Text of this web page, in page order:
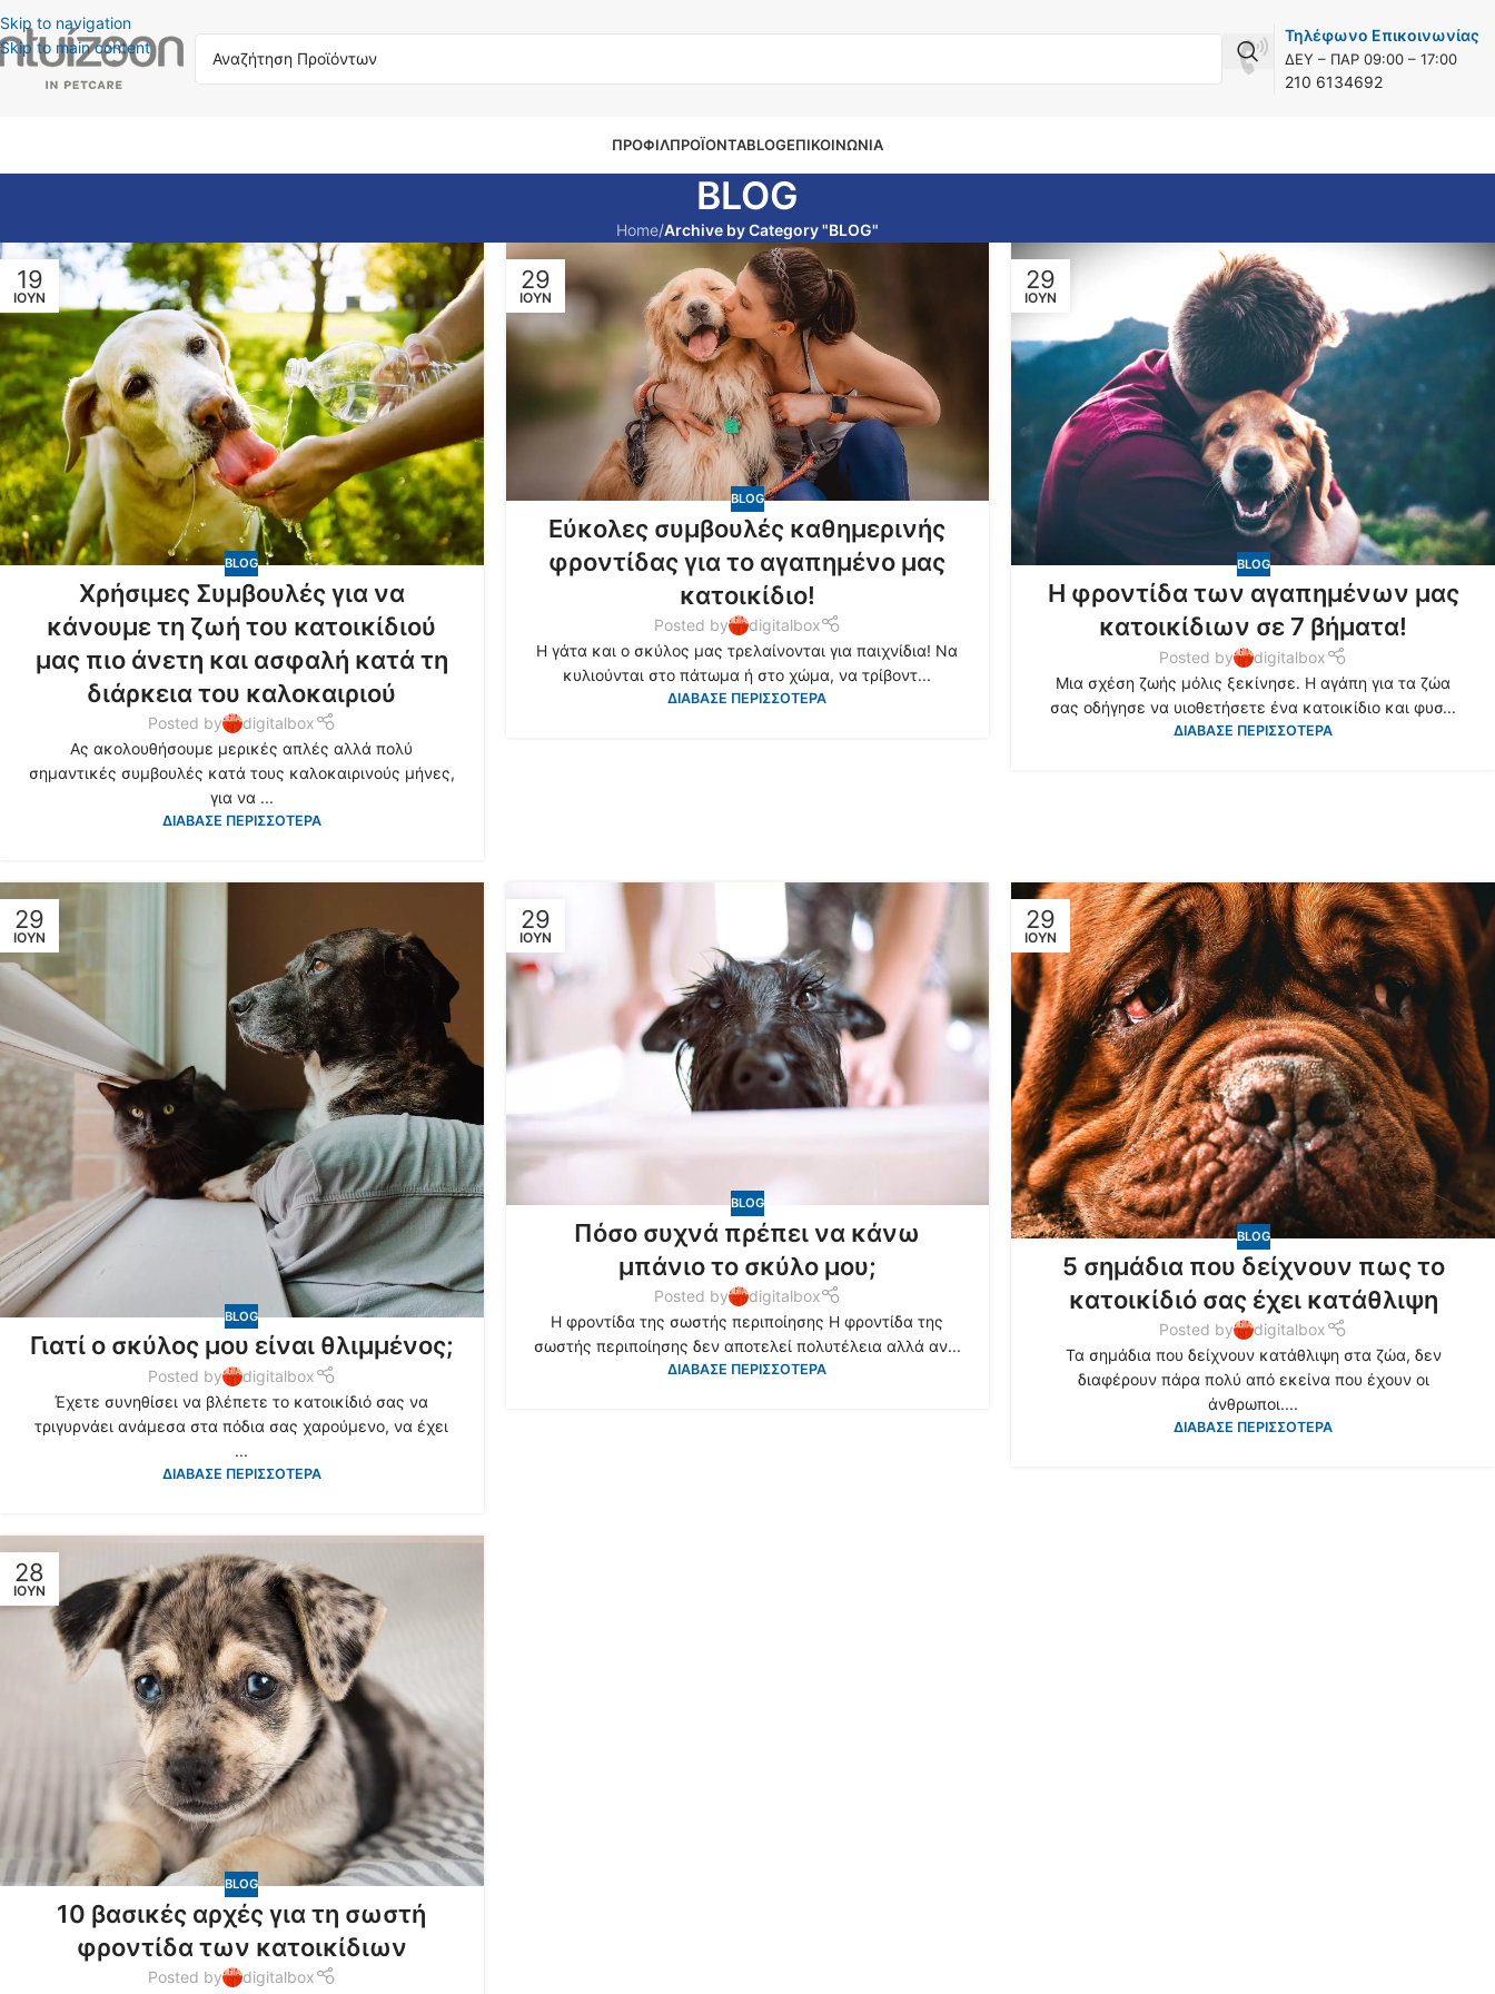
Skip to navigation
Skip to main content
Τηλέφωνο Επικοινωνίας
ΔEY – ΠAP 09:00 – 17:00
210 6134692
ΠΡΟΦΙΛΠΡΟΪΌΝΤΑBLOGΕΠΙΚΟΙΝΩΝΊΑ
BLOG
Home/Archive by Category "BLOG"
19
ΙΟΎΝ
BLOG
Χρήσιμες Συμβουλές για να
κάνουμε τη ζωή του κατοικίδιού
μας πιο άνετη και ασφαλή κατά τη
διάρκεια του καλοκαιριού
Posted by
digitalbox
Ας ακολουθήσουμε μερικές απλές αλλά πολύ
σημαντικές συμβουλές κατά τους καλοκαιρινούς μήνες,
για να ...
ΔΙΑΒΑΣΕ ΠΕΡΙΣΣΟΤΕΡΑ
29
ΙΟΎΝ
BLOG
Εύκολες συμβουλές καθημερινής
φροντίδας για το αγαπημένο μας
κατοικίδιο!
Posted by
digitalbox
Η γάτα και ο σκύλος μας τρελαίνονται για παιχνίδια! Να
κυλιούνται στο πάτωμα ή στο χώμα, να τρίβοντ...
ΔΙΑΒΑΣΕ ΠΕΡΙΣΣΟΤΕΡΑ
29
ΙΟΎΝ
BLOG
Η φροντίδα των αγαπημένων μας
κατοικίδιων σε 7 βήματα!
Posted by
digitalbox
Μια σχέση ζωής μόλις ξεκίνησε. Η αγάπη για τα ζώα
σας οδήγησε να υιοθετήσετε ένα κατοικίδιο και φυσ...
ΔΙΑΒΑΣΕ ΠΕΡΙΣΣΟΤΕΡΑ
29
ΙΟΎΝ
BLOG
Γιατί ο σκύλος μου είναι θλιμμένος;
Posted by
digitalbox
Έχετε συνηθίσει να βλέπετε το κατοικίδιό σας να
τριγυρνάει ανάμεσα στα πόδια σας χαρούμενο, να έχει
...
ΔΙΑΒΑΣΕ ΠΕΡΙΣΣΟΤΕΡΑ
29
ΙΟΎΝ
BLOG
Πόσο συχνά πρέπει να κάνω
μπάνιο το σκύλο μου;
Posted by
digitalbox
Η φροντίδα της σωστής περιποίησης Η φροντίδα της
σωστής περιποίησης δεν αποτελεί πολυτέλεια αλλά αν...
ΔΙΑΒΑΣΕ ΠΕΡΙΣΣΟΤΕΡΑ
29
ΙΟΎΝ
BLOG
5 σημάδια που δείχνουν πως το
κατοικίδιό σας έχει κατάθλιψη
Posted by
digitalbox
Τα σημάδια που δείχνουν κατάθλιψη στα ζώα, δεν
διαφέρουν πάρα πολύ από εκείνα που έχουν οι
άνθρωποι....
ΔΙΑΒΑΣΕ ΠΕΡΙΣΣΟΤΕΡΑ
28
ΙΟΎΝ
BLOG
10 βασικές αρχές για τη σωστή
φροντίδα των κατοικίδιων
Posted by
digitalbox